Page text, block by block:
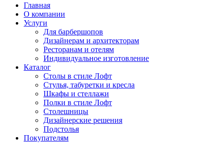
Главная
О компании
Услуги
Для барбершопов
Дизайнерам и архитекторам
Ресторанам и отелям
Индивидуальное изготовление
Каталог
Столы в стиле Лофт
Стулья, табуретки и кресла
Шкафы и стеллажи
Полки в стиле Лофт
Столешницы
Дизайнерские решения
Подстолья
Покупателям